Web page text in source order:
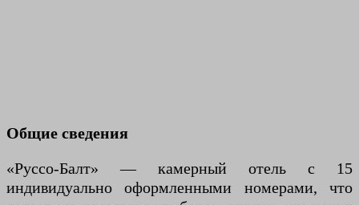
Общие сведения
«Руссо-Балт» — камерный отель с 15
индивидуально оформленными номерами, что